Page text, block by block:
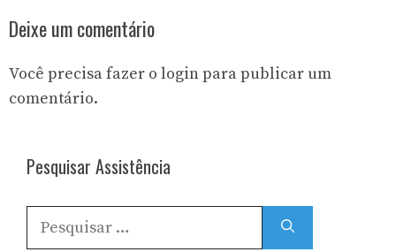
Deixe um comentário
Você precisa fazer o loginpara publicar um
comentário.
Pesquisar Assistência
por: